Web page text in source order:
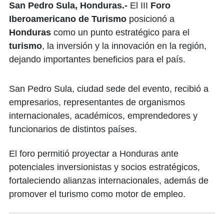
San Pedro Sula, Honduras.- El III Foro
Iberoamericano de Turismo posicionó a
Honduras como un punto estratégico para el
turismo, la inversión y la innovación en la región,
dejando importantes beneficios para el país.
San Pedro Sula, ciudad sede del evento, recibió a
empresarios, representantes de organismos
internacionales, académicos, emprendedores y
funcionarios de distintos países.
El foro permitió proyectar a Honduras ante
potenciales inversionistas y socios estratégicos,
fortaleciendo alianzas internacionales, además de
promover el turismo como motor de empleo.